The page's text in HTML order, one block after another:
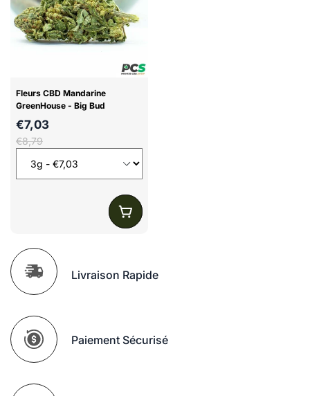
Fleurs CBD Mandarine
GreenHouse - Big Bud
€7,03
€8,79
Livraison Rapide
Paiement Sécurisé